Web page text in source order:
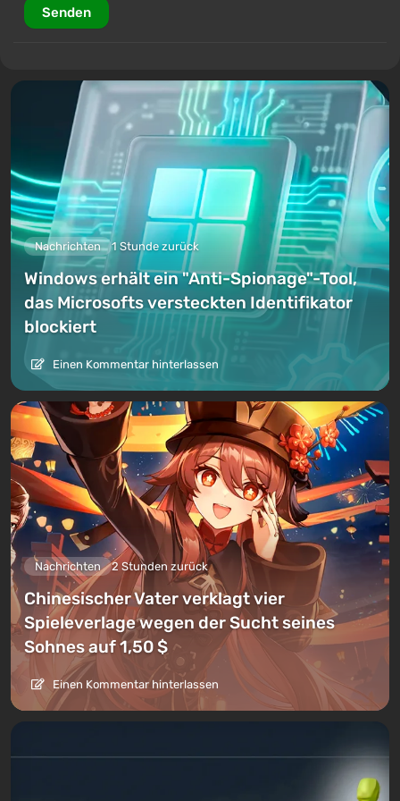
Senden
Nachrichten 1 Stunde zurück
Windows erhält ein "Anti-Spionage"-Tool,
das Microsofts versteckten Identifikator
blockiert
Einen Kommentar hinterlassen
Nachrichten 2 Stunden zurück
Chinesischer Vater verklagt vier
Spieleverlage wegen der Sucht seines
Sohnes auf 1,50 $
Einen Kommentar hinterlassen